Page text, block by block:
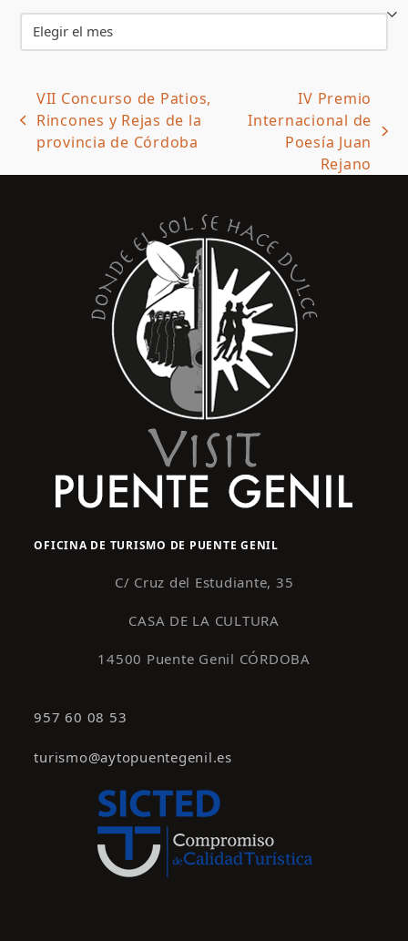
Archivos
previous
post:
VII Concurso de Patios,
Rincones y Rejas de la
provincia de Córdoba
IV Premio
Internacional de
Poesía Juan
Rejano
OFICINA DE TURISMO DE PUENTE GENIL
C/ Cruz del Estudiante, 35
CASA DE LA CULTURA
14500 Puente Genil CÓRDOBA
957 60 08 53
turismo@aytopuentegenil.es